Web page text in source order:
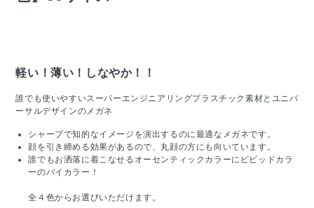
軽い！薄い！しなやか！！
誰でも使いやすいスーパーエンジニアリングプラスチック素材とユニバ
ーサルデザインのメガネ
シャープで知的なイメージを演出するのに最適なメガネです。
顔を引き締める効果があるので、丸顔の方にも向いています。
誰でもお洒落に着こなせるオーセンティックカラーにビビッドカラ
ーのバイカラー！
全４色からお選びいただけます。